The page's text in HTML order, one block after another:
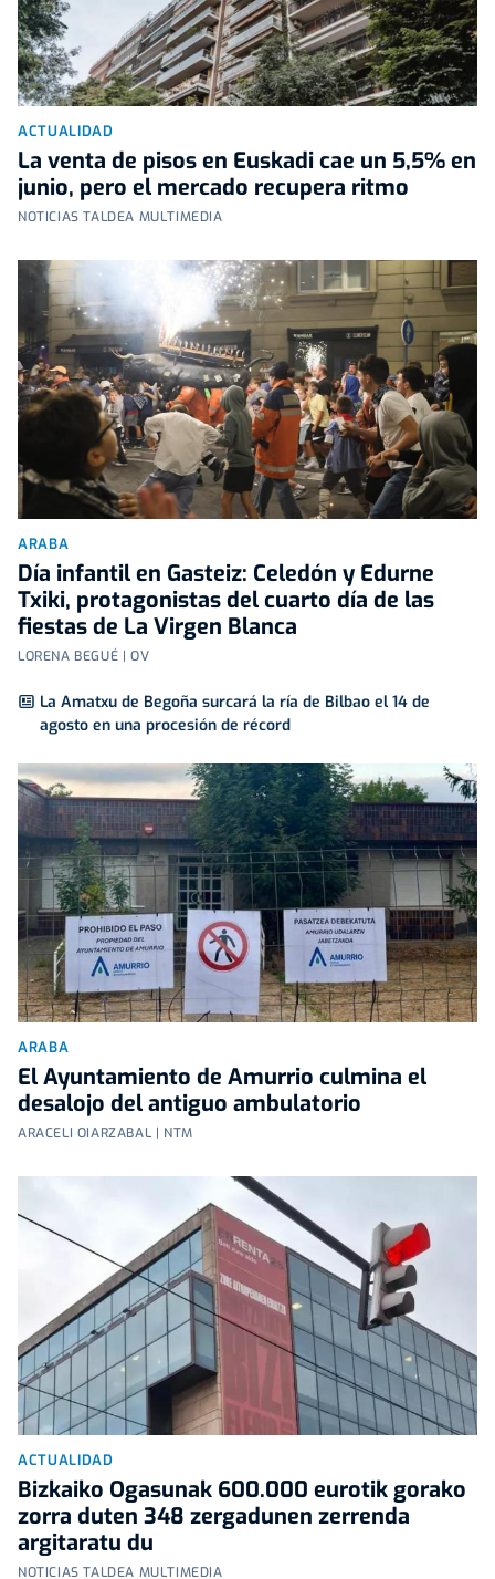
ACTUALIDAD
La venta de pisos en Euskadi cae un 5,5% en
junio, pero el mercado recupera ritmo
NOTICIAS TALDEA MULTIMEDIA
ARABA
Día infantil en Gasteiz: Celedón y Edurne
Txiki, protagonistas del cuarto día de las
fiestas de La Virgen Blanca
LORENA BEGUÉ | OV
La Amatxu de Begoña surcará la ría de Bilbao el 14 de
agosto en una procesión de récord
ARABA
El Ayuntamiento de Amurrio culmina el
desalojo del antiguo ambulatorio
ARACELI OIARZABAL | NTM
ACTUALIDAD
Bizkaiko Ogasunak 600.000 eurotik gorako
zorra duten 348 zergadunen zerrenda
argitaratu du
NOTICIAS TALDEA MULTIMEDIA